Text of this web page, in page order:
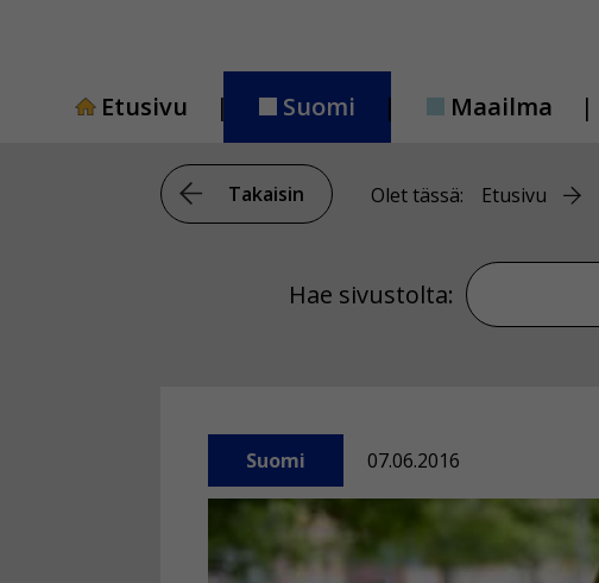
Etusivu
Suomi Maailma
Takaisin Olet tässä: Etusivu
Hae sivustolta: Hae sivustolta
Suomi 07.06.2016